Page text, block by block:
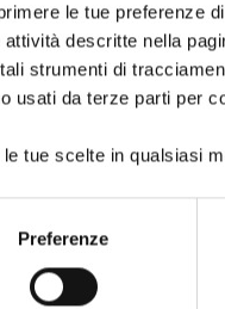
le tue preferenze
descritte nella
strumenti di
usati da terze parti per
tue scelte in qualsiasi
Preferenze
disponibili gli ultimi
per